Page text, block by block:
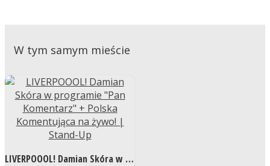
W tym samym mieście
LIVERPOOOL! Damian Skóra w programie "Pan Komentarz" + Polska Komentująca na żywo! | Stand-Up